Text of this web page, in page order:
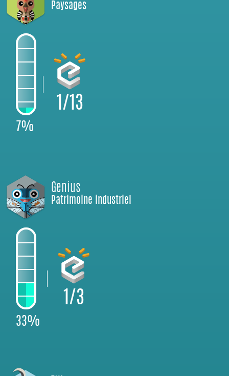
Paysages
7%
1/13
Genius
Patrimoine industriel
33%
1/3